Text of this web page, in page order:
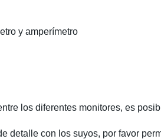
y amperímetro
los diferentes monitores, es
detalle con los suyos, por favor